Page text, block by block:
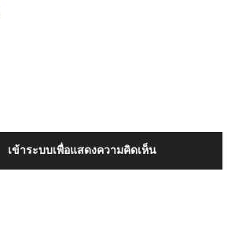
เข้าระบบเพื่อแสดงความคิดเห็น